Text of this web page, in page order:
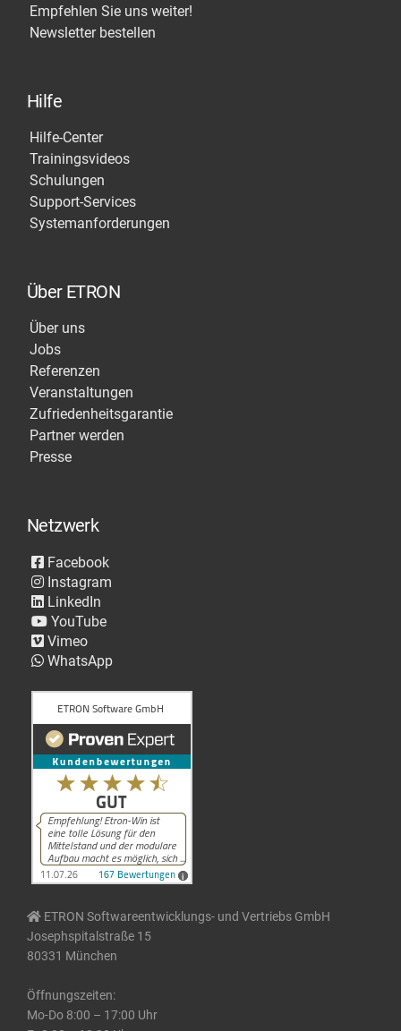
Empfehlen Sie uns weiter!
Newsletter bestellen
Hilfe
Hilfe-Center
Trainingsvideos
Schulungen
Support-Services
Systemanforderungen
Über ETRON
Über uns
Jobs
Referenzen
Veranstaltungen
Zufriedenheitsgarantie
Partner werden
Presse
Netzwerk
Facebook
Instagram
LinkedIn
YouTube
Vimeo
WhatsApp
ETRON Softwareentwicklungs- und Vertriebs GmbH
Josephspitalstraße 15
80331 München
Öffnungszeiten:
Mo-Do 8:00 – 17:00 Uhr